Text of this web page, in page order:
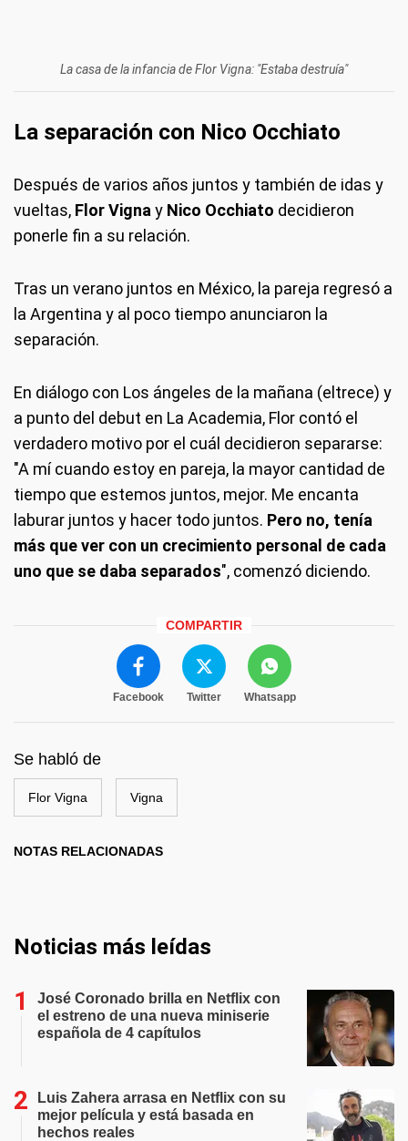
La casa de la infancia de Flor Vigna: "Estaba destruía"
La separación con Nico Occhiato
Después de varios años juntos y también de idas y
vueltas, Flor Vigna y Nico Occhiato decidieron
ponerle fin a su relación.
Tras un verano juntos en México, la pareja regresó a
la Argentina y al poco tiempo anunciaron la
separación.
En diálogo con Los ángeles de la mañana (eltrece) y
a punto del debut en La Academia, Flor contó el
verdadero motivo por el cuál decidieron separarse:
"A mí cuando estoy en pareja, la mayor cantidad de
tiempo que estemos juntos, mejor. Me encanta
laburar juntos y hacer todo juntos. Pero no, tenía
más que ver con un crecimiento personal de cada
uno que se daba separados", comenzó diciendo.
COMPARTIR
Facebook Twitter Whatsapp
Se habló de
Flor Vigna Vigna
NOTAS RELACIONADAS
Noticias más leídas
José Coronado brilla en Netflix con
el estreno de una nueva miniserie
española de 4 capítulos
Luis Zahera arrasa en Netflix con su
mejor película y está basada en
hechos reales